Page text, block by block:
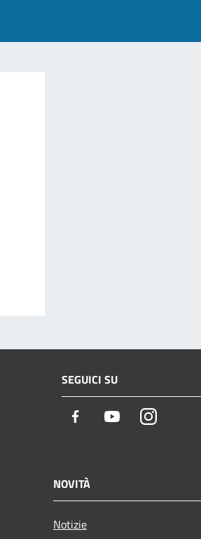
SEGUICI SU
Facebook YoutubeInstagram
NOVITÀ
Notizie